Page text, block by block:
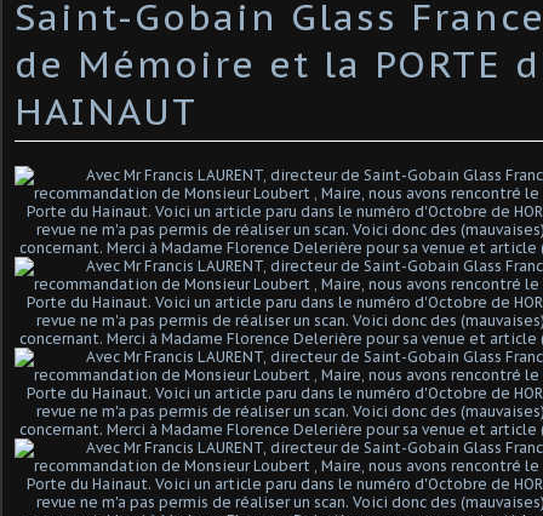
Saint-Gobain Glass
de Mémoire et la PORTE
HAINAUT